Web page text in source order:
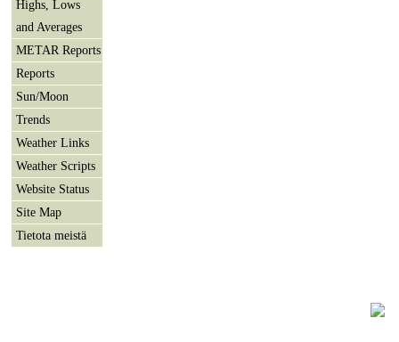
Highs, Lows
and Averages
METAR Reports
Reports
Sun/Moon
Trends
Weather Links
Weather Scripts
Website Status
Site Map
Tietota meistä